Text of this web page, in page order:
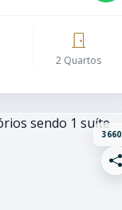
2 Quartos
3660